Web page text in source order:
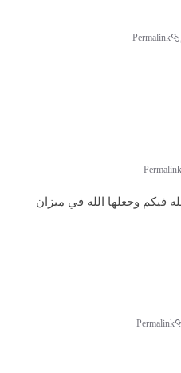
Permalink
Permalink
فيكم وجعلها الله في ميزان
Permalink